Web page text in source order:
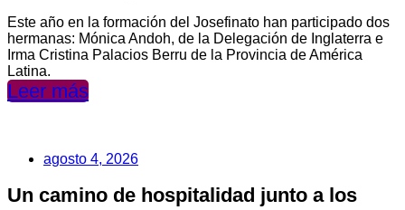
Este año en la formación del Josefinato han participado dos
hermanas: Mónica Andoh, de la Delegación de Inglaterra e
Irma Cristina Palacios Berru de la Provincia de América
Latina.
Leer más
agosto 4, 2026
Un camino de hospitalidad junto a los